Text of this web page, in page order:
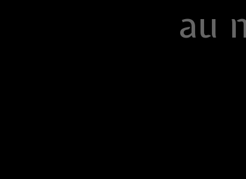
au